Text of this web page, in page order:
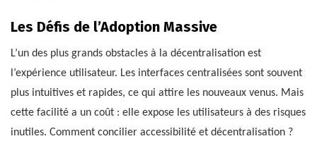
Les Défis de l’Adoption Massive
L’un des plus grands obstacles à la décentralisation est
l’expérience utilisateur. Les interfaces centralisées sont souvent
plus intuitives et rapides, ce qui attire les nouveaux venus. Mais
cette facilité a un coût : elle expose les utilisateurs à des risques
inutiles. Comment concilier accessibilité et décentralisation ?